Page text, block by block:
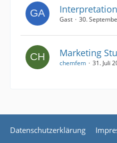
Gast 30.
Marketing
chemfem 31. Juli
Datenschutzerklärung